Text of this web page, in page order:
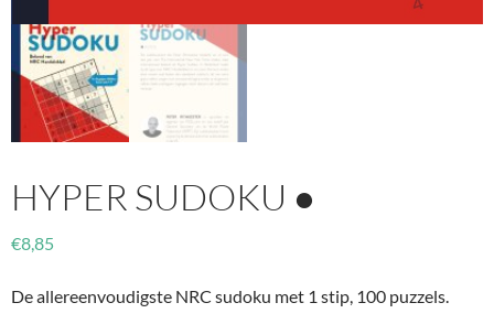
HYPER SUDOKU ●
€8,85
De allereenvoudigste NRC sudoku met 1 stip, 100 puzzels.